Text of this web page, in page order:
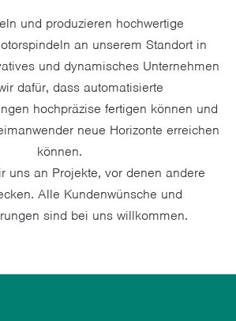
und produzieren hochwertige
an unserem Standort in
und dynamisches Unternehmen
dafür, dass automatisierte
hochpräzise fertigen können und
neue Horizonte erreichen
können.
uns an Projekte, vor denen andere
Alle Kundenwünsche und
sind bei uns willkommen.